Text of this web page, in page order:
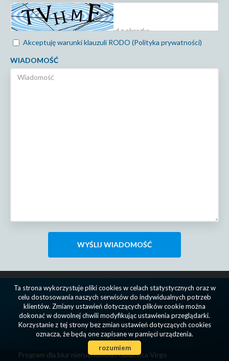
Akceptuję warunki klauzuli RODO (Polityka prywatności)
WIADOMOŚĆ
Program dla biur nieruchomościGalactica Virgo
Ta strona wykorzystuje pliki cookies w celach statystycznych oraz w
celu dostosowania naszych serwisów do indywidualnych potrzeb
klientów. Zmiany ustawień dotyczących plików cookie można
dokonać w dowolnej chwili modyfikując ustawienia przeglądarki.
Korzystanie z tej strony bez zmian ustawień dotyczących cookies
oznacza, że będą one zapisane w pamięci urządzenia.
rozumiem